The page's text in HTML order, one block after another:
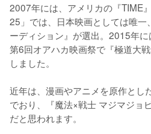
2007年には、アメリカの『TIME
25」では、日本映画としては唯一
ーディション』が選出。2015年
第6回オアハカ映画祭で『極道大
しました。
近年は、漫画やアニメを原作とし
でおり、『魔法×戦士 マジマジョ
だと思われます。